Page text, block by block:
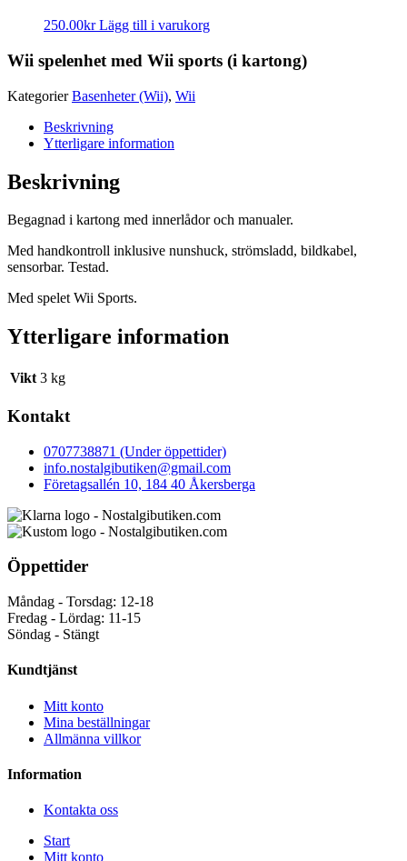
250.00kr Lägg till i varukorg
Wii spelenhet med Wii sports (i kartong)
Kategorier Basenheter (Wii), Wii
Beskrivning
Ytterligare information
Beskrivning
Begagnad i kartong med innerlådor och manualer.
Med handkontroll inklusive nunshuck, strömsladd, bildkabel,
sensorbar. Testad.
Med spelet Wii Sports.
Ytterligare information
Vikt 3 kg
Kontakt
0707738871 (Under öppettider)
info.nostalgibutiken@gmail.com
Företagsallén 10, 184 40 Åkersberga
Öppettider
Måndag - Torsdag: 12-18
Fredag - Lördag: 11-15
Söndag - Stängt
Kundtjänst
Mitt konto
Mina beställningar
Allmänna villkor
Information
Kontakta oss
Start
Mitt konto